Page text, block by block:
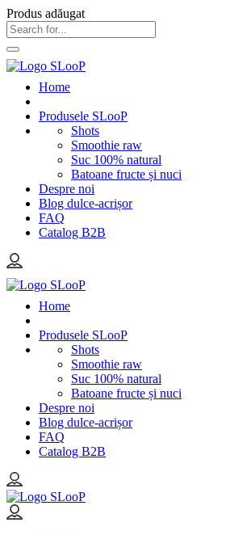
Produs adăugat
Home
Produsele SLooP
Shots
Smoothie raw
Suc 100% natural
Batoane fructe și nuci
Despre noi
Blog dulce-acrișor
FAQ
Catalog B2B
Home
Produsele SLooP
Shots
Smoothie raw
Suc 100% natural
Batoane fructe și nuci
Despre noi
Blog dulce-acrișor
FAQ
Catalog B2B